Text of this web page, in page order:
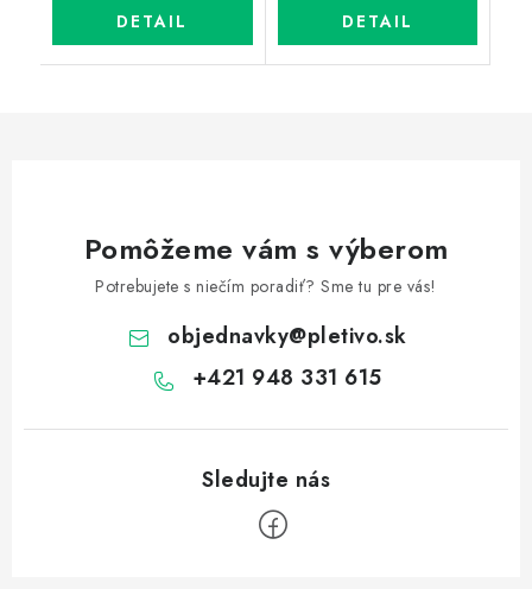
DETAIL DETAIL
Pomôžeme vám s výberom
Potrebujete s niečím poradiť? Sme tu pre vás!
objednavky@pletivo.sk
+421 948 331 615